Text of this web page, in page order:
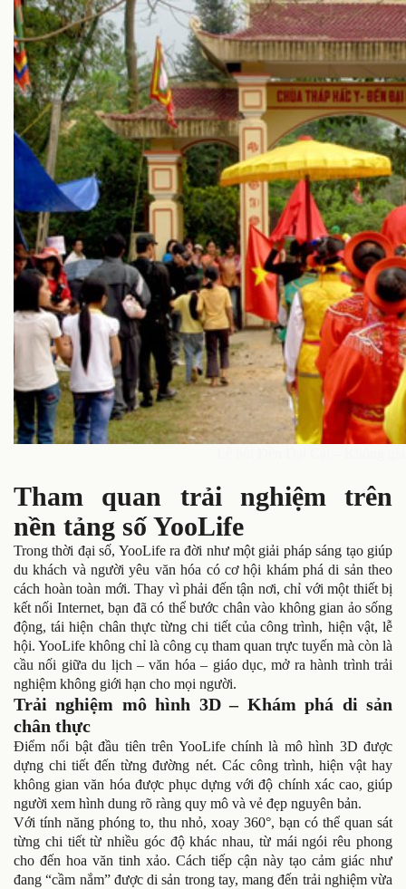
Tham quan trải nghiệm trên
nền tảng số YooLife
Trong thời đại số, YooLife ra đời như một giải pháp sáng tạo giúp
du khách và người yêu văn hóa có cơ hội khám phá di sản theo
cách hoàn toàn mới. Thay vì phải đến tận nơi, chỉ với một thiết bị
kết nối Internet, bạn đã có thể bước chân vào không gian ảo sống
động, tái hiện chân thực từng chi tiết của công trình, hiện vật, lễ
hội. YooLife không chỉ là công cụ tham quan trực tuyến mà còn là
cầu nối giữa du lịch – văn hóa – giáo dục, mở ra hành trình trải
nghiệm không giới hạn cho mọi người.
Trải nghiệm mô hình 3D – Khám phá di sản
chân thực
Điểm nổi bật đầu tiên trên YooLife chính là mô hình 3D được
dựng chi tiết đến từng đường nét. Các công trình, hiện vật hay
không gian văn hóa được phục dựng với độ chính xác cao, giúp
người xem hình dung rõ ràng quy mô và vẻ đẹp nguyên bản.
Với tính năng phóng to, thu nhỏ, xoay 360°, bạn có thể quan sát
từng chi tiết từ nhiều góc độ khác nhau, từ mái ngói rêu phong
cho đến hoa văn tinh xảo. Cách tiếp cận này tạo cảm giác như
đang “cầm nắm” được di sản trong tay, mang đến trải nghiệm vừa